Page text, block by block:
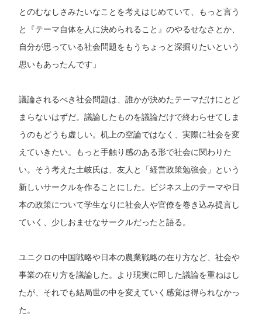
とのむなしさみたいなことを考えはじめていて、もっと言う
と『テーマ自体を人に決められること』のやるせなさとか、
自分が思っている社会問題をもうちょっと深掘りたいという
思いもあったんです」
議論されるべき社会問題は、誰かが決めたテーマだけにとど
まらないはずだ。議論したものを議論だけで終わらせてしま
うのもどうも虚しい。机上の空論ではなく、実際に社会を変
えていきたい。もっと手触り感のある形で社会に関わりた
い。そう考えた土岐氏は、友人と「経営政策勉強会」という
新しいサークルを作ることにした。ビジネス上のテーマや日
本の政策について学生なりに社会人や官僚を巻き込み提言し
ていく、少しおませなサークルだったと語る。
ユニクロの中国戦略や日本の農業戦略の在り方など、社会や
事業の在り方を議論した。より現実に即した議論を重ねはし
たが、それでも結局世の中を変えていく感覚は得られなかっ
た。